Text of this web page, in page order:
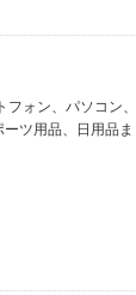
ォン、パソコン、
ツ用品、日用品ま